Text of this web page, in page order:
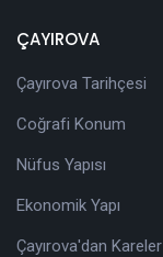
ÇAYIROVA
Çayırova Tarihçesi
Coğrafi Konum
Nüfus Yapısı
Ekonomik Yapı
Çayırova'dan Kareler